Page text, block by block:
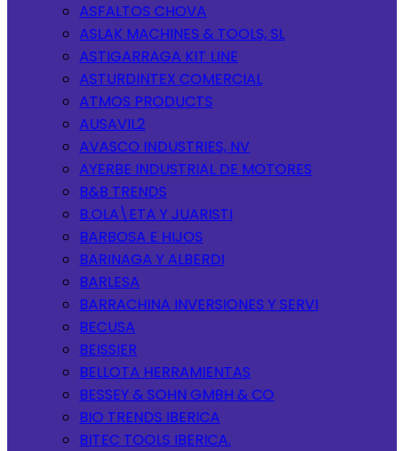
ASFALTOS CHOVA
ASLAK MACHINES & TOOLS, SL
ASTIGARRAGA KIT LINE
ASTURDINTEX COMERCIAL
ATMOS PRODUCTS
AUSAVIL2
AVASCO INDUSTRIES, NV
AYERBE INDUSTRIAL DE MOTORES
B&B TRENDS
B.OLA\ETA Y JUARISTI
BARBOSA E HIJOS
BARINAGA Y ALBERDI
BARLESA
BARRACHINA INVERSIONES Y SERVI
BECUSA
BEISSIER
BELLOTA HERRAMIENTAS
BESSEY & SOHN GMBH & CO
BIO TRENDS IBERICA
BITEC TOOLS IBERICA.